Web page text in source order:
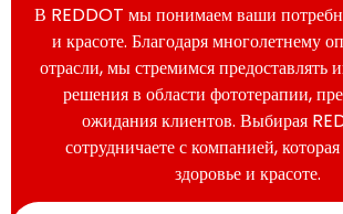
В REDDOT мы понимаем ваши
и красоте. Благодаря многолетнему
отрасли, мы стремимся предоставлять
решения в области фототерапии,
ожидания клиентов. Выбирая
сотрудничаете с компанией,
здоровье и красоте.